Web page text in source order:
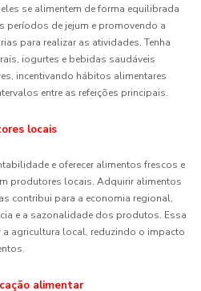
se alimentem de forma equilibrada
de jejum e promovendo a
para realizar as atividades. Tenha
iogurtes e bebidas saudáveis
incentivando hábitos alimentares
entre as refeições principais.
locais
e oferecer alimentos frescos e
produtores locais. Adquirir alimentos
contribui para a economia regional,
e a sazonalidade dos produtos. Essa
agricultura local, reduzindo o impacto
alimentar